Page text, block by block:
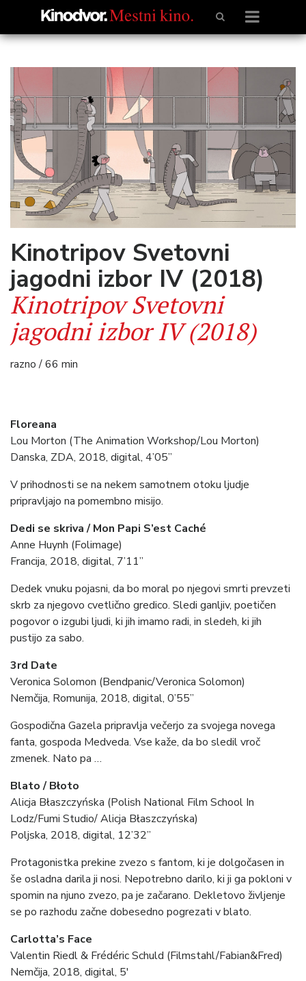
Kinotripov Svetovni
jagodni izbor IV (2018)
Kinotripov Svetovni
jagodni izbor IV (2018)
razno / 66 min
Floreana
Lou Morton (The Animation Workshop/Lou Morton)
Danska, ZDA, 2018, digital, 4’05”
V prihodnosti se na nekem samotnem otoku ljudje
pripravljajo na pomembno misijo.
Dedi se skriva / Mon Papi S’est Caché
Anne Huynh (Folimage)
Francija, 2018, digital, 7’11”
Dedek vnuku pojasni, da bo moral po njegovi smrti prevzeti
skrb za njegovo cvetlično gredico. Sledi ganljiv, poetičen
pogovor o izgubi ljudi, ki jih imamo radi, in sledeh, ki jih
pustijo za sabo.
3rd Date
Veronica Solomon (Bendpanic/Veronica Solomon)
Nemčija, Romunija, 2018, digital, 0’55”
Gospodična Gazela pripravlja večerjo za svojega novega
fanta, gospoda Medveda. Vse kaže, da bo sledil vroč
zmenek. Nato pa …
Blato / Błoto
Alicja Błaszczyńska (Polish National Film School In
Lodz/Fumi Studio/ Alicja Błaszczyńska)
Poljska, 2018, digital, 12’32”
Protagonistka prekine zvezo s fantom, ki je dolgočasen in
še osladna darila ji nosi. Nepotrebno darilo, ki ji ga pokloni v
spomin na njuno zvezo, pa je začarano. Dekletovo življenje
se po razhodu začne dobesedno pogrezati v blato.
Carlotta’s Face
Valentin Riedl & Frédéric Schuld (Filmstahl/Fabian&Fred)
Nemčija, 2018, digital, 5′